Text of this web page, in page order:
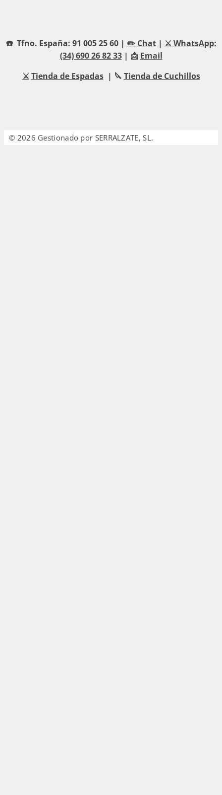
☎️ Tfno. España: 91 005 25 60 | ✏️ Chat| ⚔️ WhatsApp:
(34) 690 26 82 33| 📩 Email
⚔️ Tienda de Espadas| 🔪 Tienda de Cuchillos
© 2026 Gestionado por SERRALZATE, SL.